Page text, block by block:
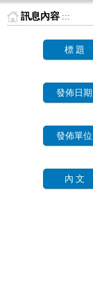
訊息內容 :::
標 題
發佈日期
發佈單位
內 文